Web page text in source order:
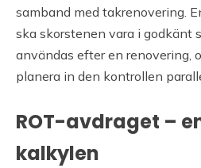
samband med takrenovering.
ska skorstenen vara i godkänt
användas efter en renovering,
planera in den kontrollen
ROT-avdraget –
kalkylen